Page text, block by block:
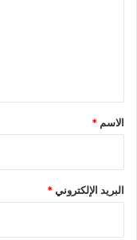
*
الاسم *
البريد الإلكتروني*